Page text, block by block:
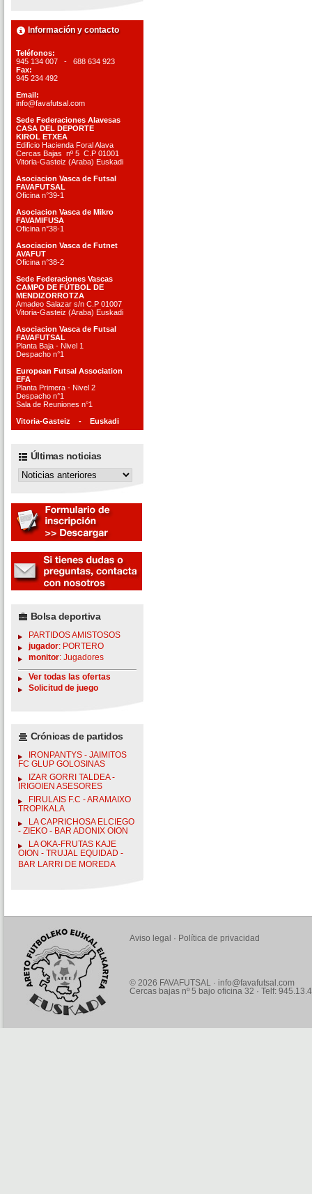
Información y contacto
Teléfonos:
945 134 007 - 688 634 923
Fax:
945 234 492
Email:
info@favafutsal.com
Sede Federaciones Alavesas
CASA DEL DEPORTE
KIROL ETXEA
Edificio Hacienda Foral Alava
Cercas Bajas nº 5 C.P 01001
Vitoria-Gasteiz (Araba) Euskadi
Asociacion Vasca de Futsal
FAVAFUTSAL
Oficina n°39-1
Asociacion Vasca de Mikro
FAVAMIFUSA
Oficina n°38-1
Asociacion Vasca de Futnet
AVAFUT
Oficina n°38-2
Sede Federaciones Vascas
CAMPO DE FÚTBOL DE
MENDIZORROTZA
Amadeo Salazar s/n C.P 01007
Vitoria-Gasteiz (Araba) Euskadi
Asociacion Vasca de Futsal
FAVAFUTSAL
Planta Baja - Nivel 1
Despacho n°1
European Futsal Association
EFA
Planta Primera - Nivel 2
Despacho n°1
Sala de Reuniones n°1
Vitoria-Gasteiz - Euskadi
Últimas noticias
Bolsa deportiva
PARTIDOS AMISTOSOS
jugador: PORTERO
monitor: Jugadores
Ver todas las ofertas
Solicitud de juego
Crónicas de partidos
IRONPANTYS - JAIMITOS
FC GLUP GOLOSINAS
IZAR GORRI TALDEA -
IRIGOIEN ASESORES
FIRULAIS F.C - ARAMAIXO
TROPIKALA
LA CAPRICHOSA ELCIEGO
- ZIEKO - BAR ADONIX OION
LA OKA-FRUTAS KAJE
OION - TRUJAL EQUIDAD -
BAR LARRI DE MOREDA
Aviso legal · Política de privacidad
© 2026 FAVAFUTSAL · info@favafutsal.com
Cercas bajas nº 5 bajo oficina 32 · Telf: